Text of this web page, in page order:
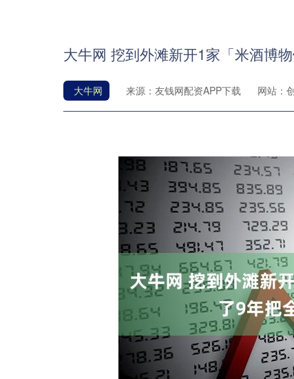
大牛网 挖到外滩新开1家「米酒博
大牛网 来源：友钱网配资APP下载 网站：